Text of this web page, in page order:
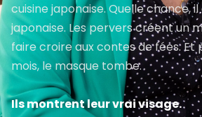
cuisine japonaise. Quelle chance,
japonaise. Les pervers créent un
faire croire aux contes de fées. Et
mois, le masque tombe.
Ils montrent leur vrai visage.